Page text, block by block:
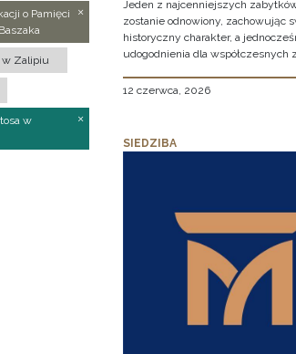
o Pamięci
w Zalipiu
w
Jeden z najcenniejszych
zostanie odnowiony, zachowując
historyczny charakter, a
udogodnienia dla współczesnych
12 czerwca, 2026
SIEDZIBA